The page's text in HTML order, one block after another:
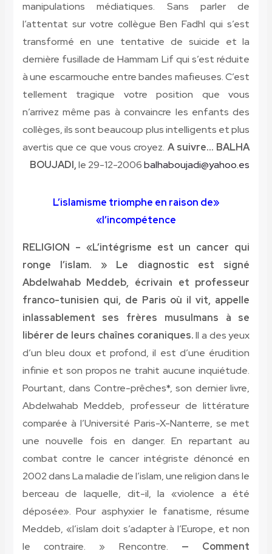
manipulations médiatiques. Sans parler de
l’attentat sur votre collègue Ben Fadhl qui s’est
transformé en une tentative de suicide et la
dernière fusillade de Hammam Lif qui s’est réduite
à une escarmouche entre bandes mafieuses. C’est
tellement tragique votre position que vous
n’arrivez même pas à convaincre les enfants des
collèges, ils sont beaucoup plus intelligents et plus
avertis que ce que vous croyez. A suivre… BALHA
BOUJADI,le 29-12-2006balhaboujadi@yahoo.es
«L’islamisme triomphe en raison de
l’incompétence»
RELIGION – «L’intégrisme est un cancer qui
ronge l’islam. » Le diagnostic est signé
Abdelwahab Meddeb, écrivain et professeur
franco-tunisien qui, de Paris où il vit, appelle
inlassablement ses frères musulmans à se
libérer de leurs chaînes coraniques.Il a des yeux
d’un bleu doux et profond, il est d’une érudition
infinie et son propos ne trahit aucune inquiétude.
Pourtant, dans Contre-prêches*, son dernier livre,
Abdelwahab Meddeb, professeur de littérature
comparée à l’Université Paris-X-Nanterre, se met
une nouvelle fois en danger. En repartant au
combat contre le cancer intégriste dénoncé en
2002 dans La maladie de l’islam, une religion dans le
berceau de laquelle, dit-il, la «violence a été
déposée». Pour asphyxier le fanatisme, résume
Meddeb, «l’islam doit s’adapter à l’Europe, et non
le contraire. » Rencontre. — Comment